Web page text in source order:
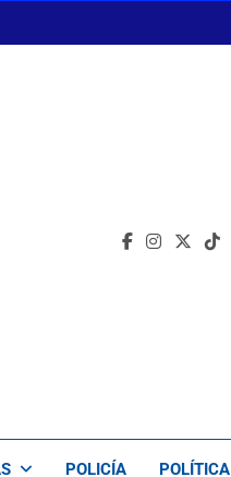
POLICÍA POLÍTICA